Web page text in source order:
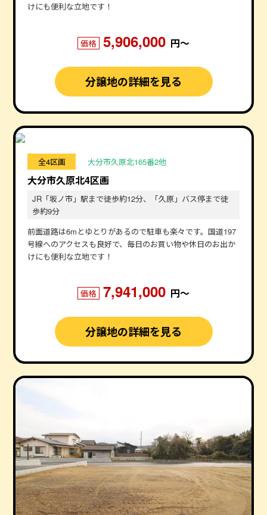
けにも便利な立地です！
価格 5,906,000 円〜
分譲地の詳細を見る
全4区画 大分市久原北165番2他
大分市久原北4区画
JR「坂ノ市」駅まで徒歩約12分、「久原」バス停まで徒
歩約9分
前面道路は6mとゆとりがあるので駐車も楽々です。国道197
号線へのアクセスも良好で、毎日のお買い物や休日のお出か
けにも便利な立地です！
価格 7,941,000 円〜
分譲地の詳細を見る